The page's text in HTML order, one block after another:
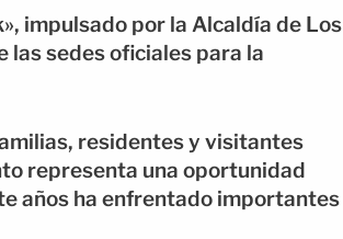
impulsado por la Alcaldía de Los
las sedes oficiales para la
residentes y visitantes
representa una oportunidad
años ha enfrentado importantes